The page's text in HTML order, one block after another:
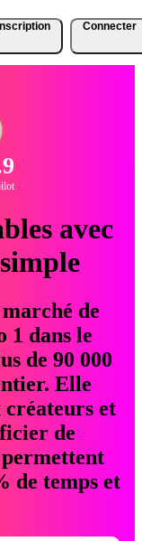
Inscription Connecter
avec
de
1 dans le
de 90 000
Elle
et
de
de temps et